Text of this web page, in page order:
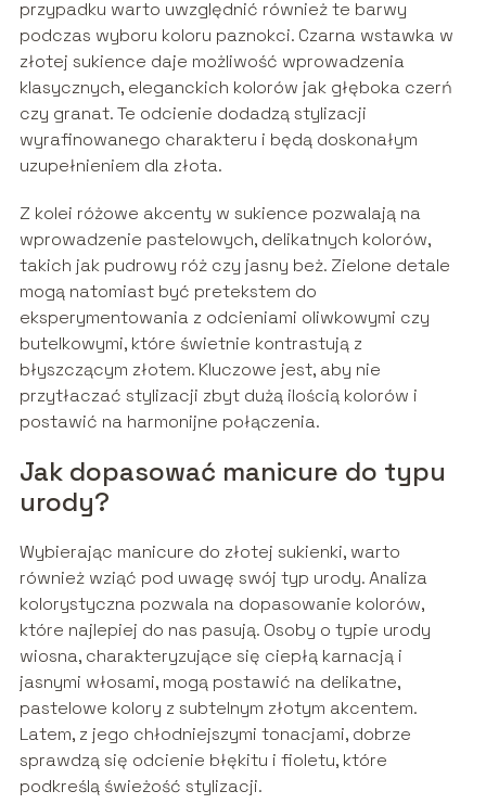
przypadku warto uwzględnić również te barwy
podczas wyboru koloru paznokci. Czarna wstawka w
złotej sukience daje możliwość wprowadzenia
klasycznych, eleganckich kolorów jak głęboka czerń
czy granat. Te odcienie dodadzą stylizacji
wyrafinowanego charakteru i będą doskonałym
uzupełnieniem dla złota.
Z kolei różowe akcenty w sukience pozwalają na
wprowadzenie pastelowych, delikatnych kolorów,
takich jak pudrowy róż czy jasny beż. Zielone detale
mogą natomiast być pretekstem do
eksperymentowania z odcieniami oliwkowymi czy
butelkowymi, które świetnie kontrastują z
błyszczącym złotem. Kluczowe jest, aby nie
przytłaczać stylizacji zbyt dużą ilością kolorów i
postawić na harmonijne połączenia.
Jak dopasować manicure do typu
urody?
Wybierając manicure do złotej sukienki, warto
również wziąć pod uwagę swój typ urody. Analiza
kolorystyczna pozwala na dopasowanie kolorów,
które najlepiej do nas pasują. Osoby o typie urody
wiosna, charakteryzujące się ciepłą karnacją i
jasnymi włosami, mogą postawić na delikatne,
pastelowe kolory z subtelnym złotym akcentem.
Latem, z jego chłodniejszymi tonacjami, dobrze
sprawdzą się odcienie błękitu i fioletu, które
podkreślą świeżość stylizacji.